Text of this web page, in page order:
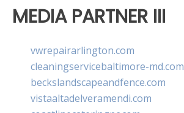
MEDIA PARTNER III
vwrepairarlington.com
cleaningservicebaltimore-md.com
beckslandscapeandfence.com
vistaaltadelveramendi.com